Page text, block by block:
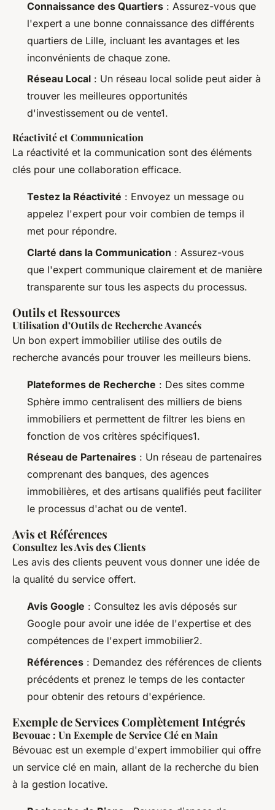
Connaissance des Quartiers : Assurez-vous que
l'expert a une bonne connaissance des différents
quartiers de Lille, incluant les avantages et les
inconvénients de chaque zone.
Réseau Local : Un réseau local solide peut aider à
trouver les meilleures opportunités
d'investissement ou de vente1.
Réactivité et Communication
La réactivité et la communication sont des éléments
clés pour une collaboration efficace.
Testez la Réactivité : Envoyez un message ou
appelez l'expert pour voir combien de temps il
met pour répondre.
Clarté dans la Communication : Assurez-vous
que l'expert communique clairement et de manière
transparente sur tous les aspects du processus.
Outils et Ressources
Utilisation d’Outils de Recherche Avancés
Un bon expert immobilier utilise des outils de
recherche avancés pour trouver les meilleurs biens.
Plateformes de Recherche : Des sites comme
Sphère immo centralisent des milliers de biens
immobiliers et permettent de filtrer les biens en
fonction de vos critères spécifiques1.
Réseau de Partenaires : Un réseau de partenaires
comprenant des banques, des agences
immobilières, et des artisans qualifiés peut faciliter
le processus d'achat ou de vente1.
Avis et Références
Consultez les Avis des Clients
Les avis des clients peuvent vous donner une idée de
la qualité du service offert.
Avis Google : Consultez les avis déposés sur
Google pour avoir une idée de l'expertise et des
compétences de l'expert immobilier2.
Références : Demandez des références de clients
précédents et prenez le temps de les contacter
pour obtenir des retours d'expérience.
Exemple de Services Complètement Intégrés
Bevouac : Un Exemple de Service Clé en Main
Bévouac est un exemple d'expert immobilier qui offre
un service clé en main, allant de la recherche du bien
à la gestion locative.